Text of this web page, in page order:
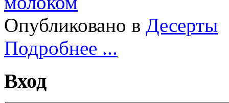
Опубликовано в Десерты
Подробнее ...
Вход